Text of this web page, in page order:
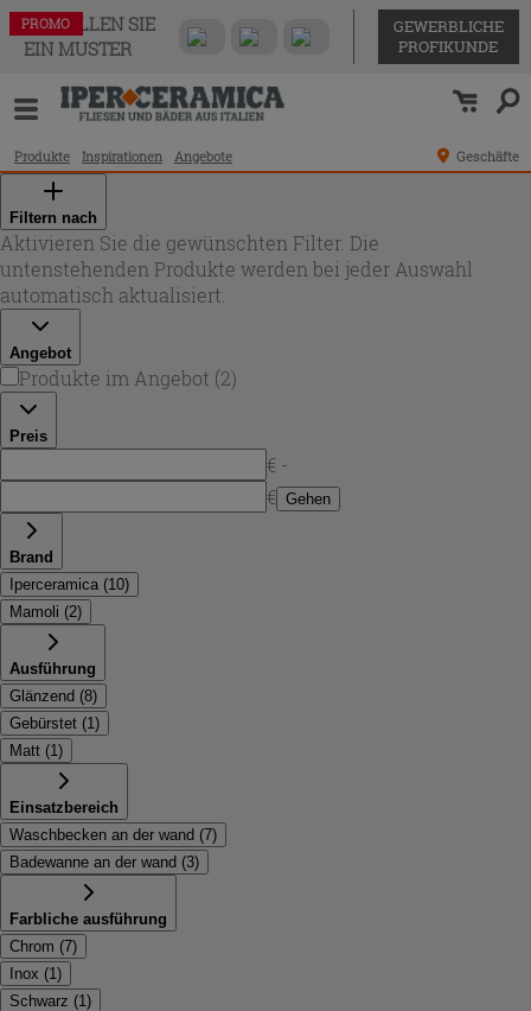
BESTELLEN SIE
EIN MUSTER
GEWERBLICHE
PROFIKUNDE
Produkte Inspirationen Angebote Geschäfte
Filtern nach
Aktivieren Sie die gewünschten Filter. Die
untenstehenden Produkte werden bei jeder Auswahl
automatisch aktualisiert.
Angebot
Produkte im Angebot (2)
Preis
€ -
€ Gehen
Brand
Iperceramica (10)
Mamoli (2)
Ausführung
Glänzend (8)
Gebürstet (1)
Matt (1)
Einsatzbereich
Waschbecken an der wand (7)
Badewanne an der wand (3)
Farbliche ausführung
Chrom (7)
Inox (1)
Schwarz (1)
PROMO
PROMO